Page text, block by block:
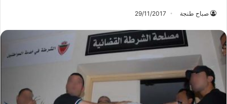
صباح طنجة 29/11/2017